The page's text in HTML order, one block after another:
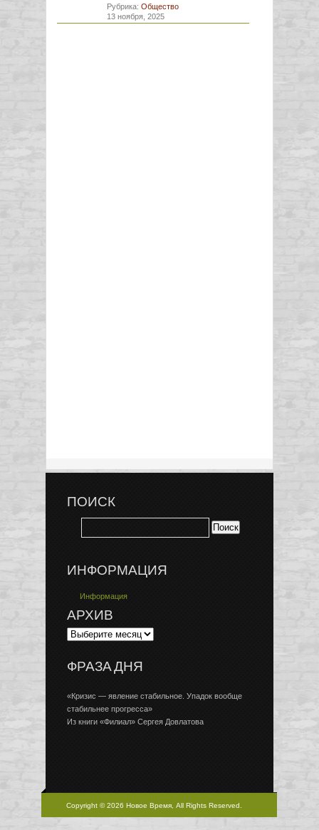
Рубрика: Общество
13 ноября, 2025
ПОИСК
ИНФОРМАЦИЯ
Информация
АРХИВ
ФРАЗА ДНЯ
«Кризис — явление стабильное. Упадок вообще
стабильнее прогресса»
Из книги «Филиал» Сергея Довлатова
Copyright © 2026 Новое Время, All Rights Reserved.